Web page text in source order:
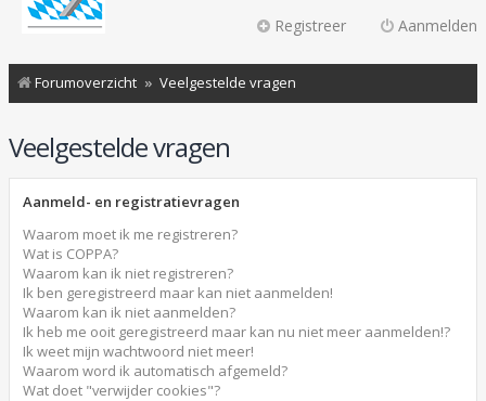
Aanmelden
Registreer
Forumoverzicht Veelgestelde vragen
Veelgestelde vragen
Aanmeld- en registratievragen
Waarom moet ik me registreren?
Wat is COPPA?
Waarom kan ik niet registreren?
Ik ben geregistreerd maar kan niet aanmelden!
Waarom kan ik niet aanmelden?
Ik heb me ooit geregistreerd maar kan nu niet meer aanmelden!?
Ik weet mijn wachtwoord niet meer!
Waarom word ik automatisch afgemeld?
Wat doet "verwijder cookies"?